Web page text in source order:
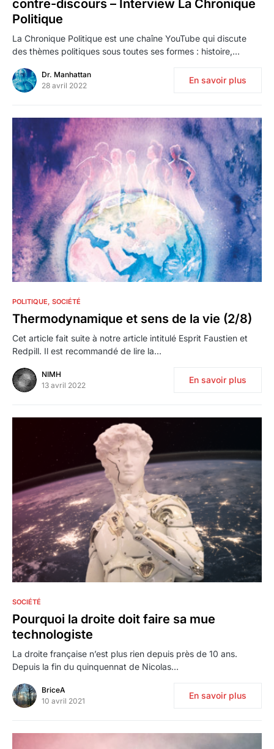
contre-discours – Interview La Chronique
Politique
La Chronique Politique est une chaîne YouTube qui discute
des thèmes politiques sous toutes ses formes : histoire,…
Dr. Manhattan
28 avril 2022
En savoir plus
POLITIQUE SOCIÉTÉ
Thermodynamique et sens de la vie (2/8)
Cet article fait suite à notre article intitulé Esprit Faustien et
Redpill. Il est recommandé de lire la…
NIMH
13 avril 2022
En savoir plus
SOCIÉTÉ
Pourquoi la droite doit faire sa mue
technologiste
La droite française n’est plus rien depuis près de 10 ans.
Depuis la fin du quinquennat de Nicolas…
BriceA
10 avril 2021
En savoir plus